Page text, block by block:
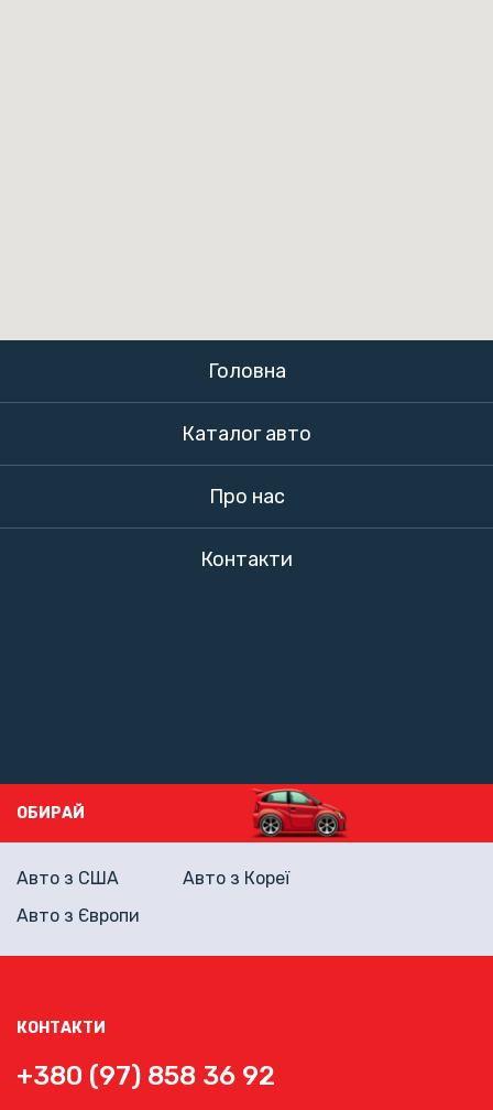
Головна
Каталог авто
Про нас
Контакти
КОНТАКТИ
+380 (97) 858 36 92
ОБИРАЙ
Авто з США
Авто з Кореї
Авто з Європи